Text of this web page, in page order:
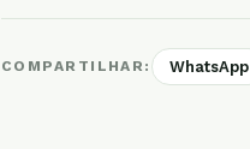
COMPARTILHAR: WhatsApp